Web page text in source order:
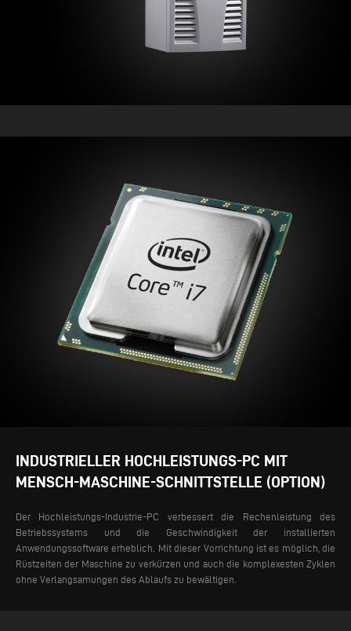
INDUSTRIELLER HOCHLEISTUNGS-PC MIT
MENSCH-MASCHINE-SCHNITTSTELLE (OPTION)
Der Hochleistungs-Industrie-PC verbessert die Rechenleistung des
Betriebssystems und die Geschwindigkeit der installierten
Anwendungssoftware erheblich. Mit dieser Vorrichtung ist es möglich, die
Rüstzeiten der Maschine zu verkürzen und auch die komplexesten Zyklen
ohne Verlangsamungen des Ablaufs zu bewältigen.